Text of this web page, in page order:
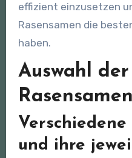
effizient einzusetzen
Rasensamen die
haben.
Auswahl
Rasensamen
und ihre